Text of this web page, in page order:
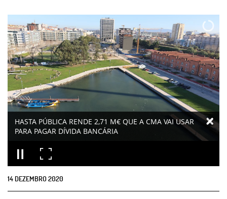
HASTA PÚBLICA RENDE 2,71 M€ QUE A CMA VAI USAR
PARA PAGAR DÍVIDA BANCÁRIA
14 DEZEMBRO2020